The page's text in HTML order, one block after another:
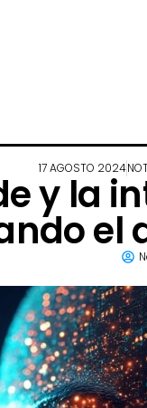
17 AGOSTO 2024
y la
el